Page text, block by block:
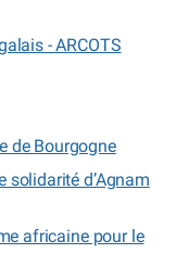
- ARCOTS
de Bourgogne
solidarité d’Agnam
africaine pour le